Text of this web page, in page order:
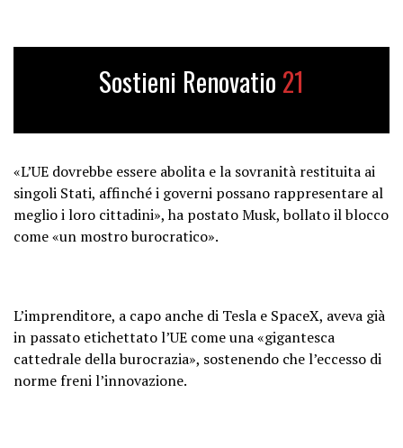
Sostieni Renovatio 21
«L’UE dovrebbe essere abolita e la sovranità restituita ai
singoli Stati, affinché i governi possano rappresentare al
meglio i loro cittadini», ha postato Musk, bollato il blocco
come «un mostro burocratico».
L’imprenditore, a capo anche di Tesla e SpaceX, aveva già
in passato etichettato l’UE come una «gigantesca
cattedrale della burocrazia», sostenendo che l’eccesso di
norme freni l’innovazione.